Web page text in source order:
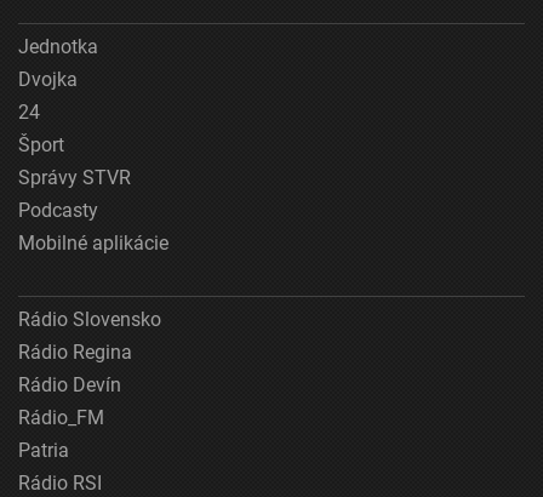
Jednotka
Dvojka
24
Šport
Správy STVR
Podcasty
Mobilné aplikácie
Rádio Slovensko
Rádio Regina
Rádio Devín
Rádio_FM
Patria
Rádio RSI